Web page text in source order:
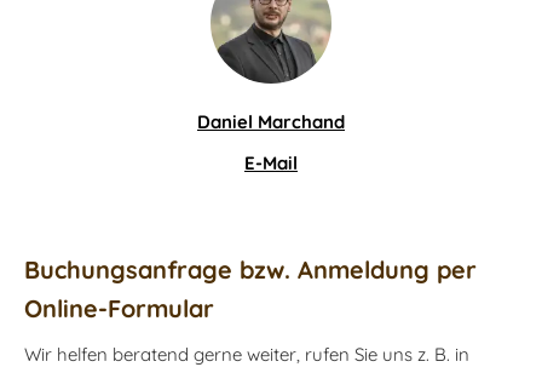
Daniel Marchand
E-Mail
Buchungsanfrage bzw. Anmeldung per
Online-Formular
Wir helfen beratend gerne weiter, rufen Sie uns z. B. in